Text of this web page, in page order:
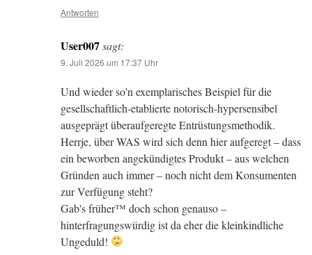
Antworten
User007sagt:
9. Juli 2026 um 17:37 Uhr
Und wieder so'n exemplarisches Beispiel für die
gesellschaftlich-etablierte notorisch-hypersensibel
ausgeprägt überaufgeregte Entrüstungsmethodik.
Herrje, über WAS wird sich denn hier aufgeregt – dass
ein beworben angekündigtes Produkt – aus welchen
Gründen auch immer – noch nicht dem Konsumenten
zur Verfügung steht?
Gab's früher™ doch schon genauso –
hinterfragungswürdig ist da eher die kleinkindliche
Ungeduld!